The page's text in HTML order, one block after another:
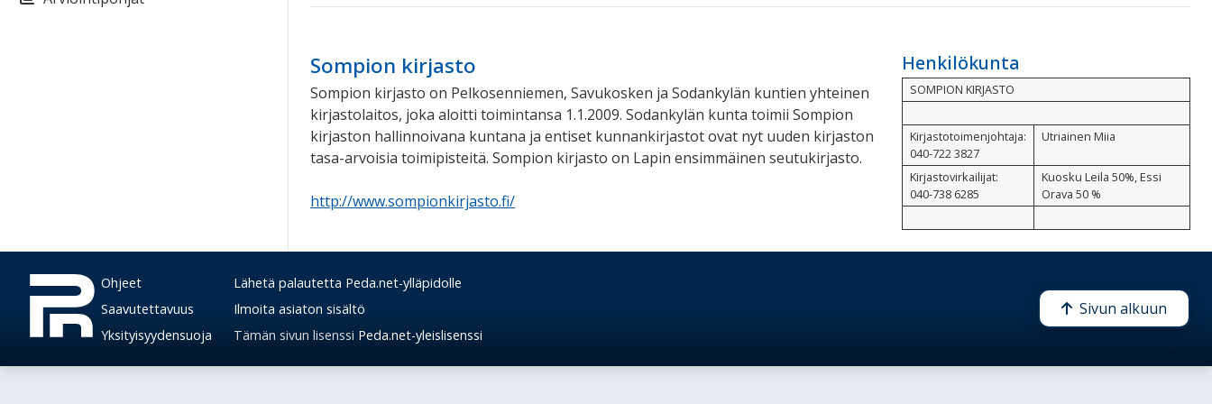
Sompion kirjasto
Sompion kirjasto on Pelkosenniemen, Savukosken ja Sodankylän kuntien yhteinen
kirjastolaitos, joka aloitti toimintansa 1.1.2009. Sodankylän kunta toimii Sompion
kirjaston hallinnoivana kuntana ja entiset kunnankirjastot ovat nyt uuden kirjaston
tasa-arvoisia toimipisteitä. Sompion kirjasto on Lapin ensimmäinen seutukirjasto.
http://www.sompionkirjasto.fi/
Henkilökunta
SOMPION KIRJASTO
Kirjastotoimenjohtaja:
040-722 3827
Utriainen Miia
Kirjastovirkailijat:
040-738 6285
Kuosku Leila 50%, Essi
Orava 50 %
Ohjeet
Saavutettavuus
Yksityisyydensuoja
Lähetä palautetta Peda.net-ylläpidolle
Ilmoita asiaton sisältö
Tämän sivun lisenssi Peda.net-yleislisenssi
Sivun alkuun